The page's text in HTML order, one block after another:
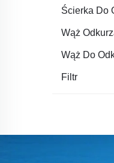
Ścierka Do
Wąż
Wąż Do
Filtr